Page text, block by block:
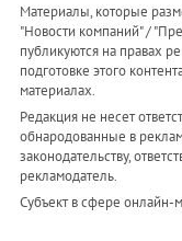
Материалы, которые
"Новости компаний" /
публикуются на правах
подготовке этого
материалах.
Редакция не несет
обнародованные в
законодательству,
рекламодатель.
Субъект в сфере